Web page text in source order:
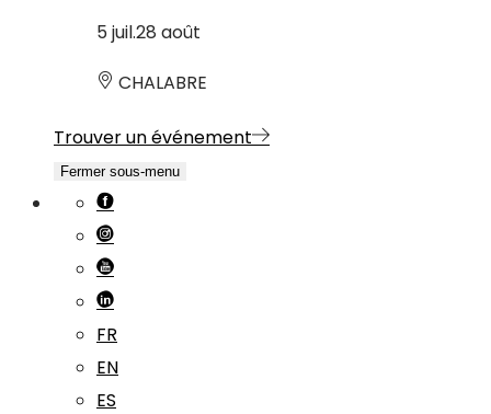
5 juil.28 août
CHALABRE
Trouver un événement
Fermer sous-menu
FR
EN
ES